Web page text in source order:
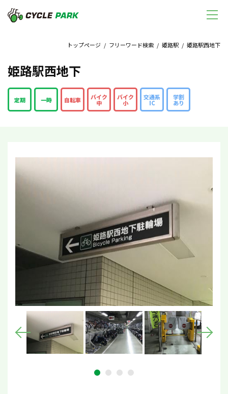
トップページ / フリーワード検索 / 姫路駅 / 姫路駅西地下
姫路駅西地下
定期 一時 自転車 バイク
中
バイク
小
交通系
IC
学割
あり